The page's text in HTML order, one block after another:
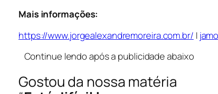
Mais informações:
https://www.jorgealexandremoreira.com.br/ |
Continue lendo após a publicidade abaixo
Gostou da nossa matéria